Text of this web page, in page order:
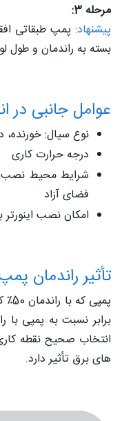
مرحله 3:
پیشنهاد:
بسته به راندمان و طول
عوامل جانبی در
نوع سیال: خورنده،
درجه حرارت کاری
شرایط محیط نصب:
فضای آزاد
امکان نصب اینورتر
تأثیر راندمان
انتخاب صحیح نقطه
های برق تأثیر دارد.